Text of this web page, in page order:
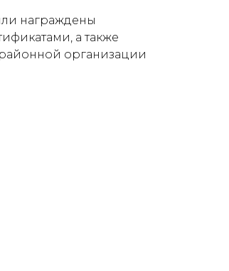
награждены
а также
организации